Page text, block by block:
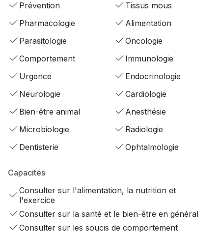
Prévention
Tissus mous
Pharmacologie
Alimentation
Parasitologie
Oncologie
Comportement
Immunologie
Urgence
Endocrinologie
Neurologie
Cardiologie
Bien-être animal
Anesthésie
Microbiologie
Radiologie
Dentisterie
Ophtalmologie
Capacités
Consulter sur l'alimentation, la nutrition et
l'exercice
Consulter sur la santé et le bien-être en général
Consulter sur les soucis de comportement